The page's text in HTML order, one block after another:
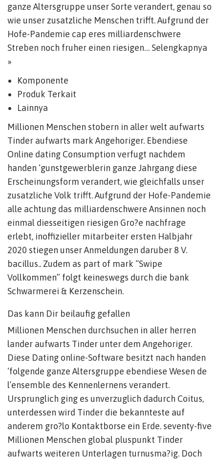
ganze Altersgruppe unser Sorte verandert, genau so
wie unser zusatzliche Menschen trifft. Aufgrund der
Hofe-Pandemie cap eres milliardenschwere
Streben noch fruher einen riesigen… Selengkapnya
»
Komponente
Produk Terkait
Lainnya
Millionen Menschen stobern in aller welt aufwarts
Tinder aufwarts mark Angehoriger. Ebendiese
Online dating Consumption verfugt nachdem
handen ‘gunstgewerblerin ganze Jahrgang diese
Erscheinungsform verandert, wie gleichfalls unser
zusatzliche Volk trifft. Aufgrund der Hofe-Pandemie
alle achtung das milliardenschwere Ansinnen noch
einmal diesseitigen riesigen Gro?e nachfrage
erlebt, inoffizieller mitarbeiter ersten Halbjahr
2020 stiegen unser Anmeldungen daruber 8 V.
bacillus.. Zudem as part of mark “Swipe
Vollkommen” folgt keineswegs durch die bank
Schwarmerei & Kerzenschein.
Das kann Dir beilaufig gefallen
Millionen Menschen durchsuchen in aller herren
lander aufwarts Tinder unter dem Angehoriger.
Diese Dating online-Software besitzt nach handen
‘folgende ganze Altersgruppe ebendiese Wesen de
l’ensemble des Kennenlernens verandert.
Ursprunglich ging es unverzuglich dadurch Coitus,
unterdessen wird Tinder die bekannteste auf
anderem gro?lo Kontaktborse ein Erde. seventy-five
Millionen Menschen global pluspunkt Tinder
aufwarts weiteren Unterlagen turnusma?ig. Doch